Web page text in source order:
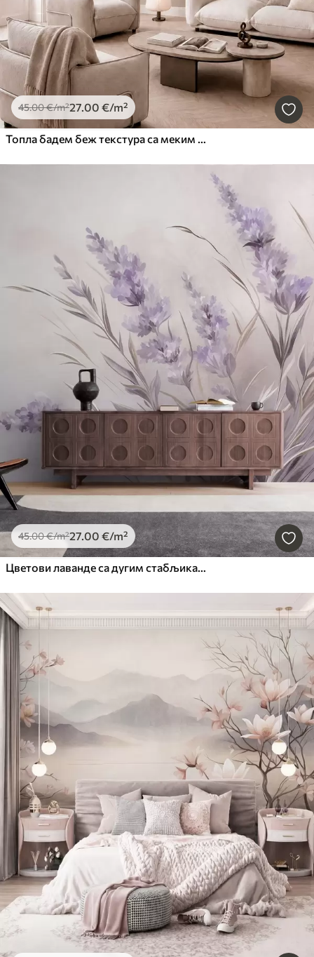
45.00€/m²27.00 €/m²
Топла бадем беж текстура са меким природним тоналним прелазима
45.00€/m²27.00 €/m²
Цветови лаванде са дугим стабљикама и листовима, мека пастелна текстурирана уметност